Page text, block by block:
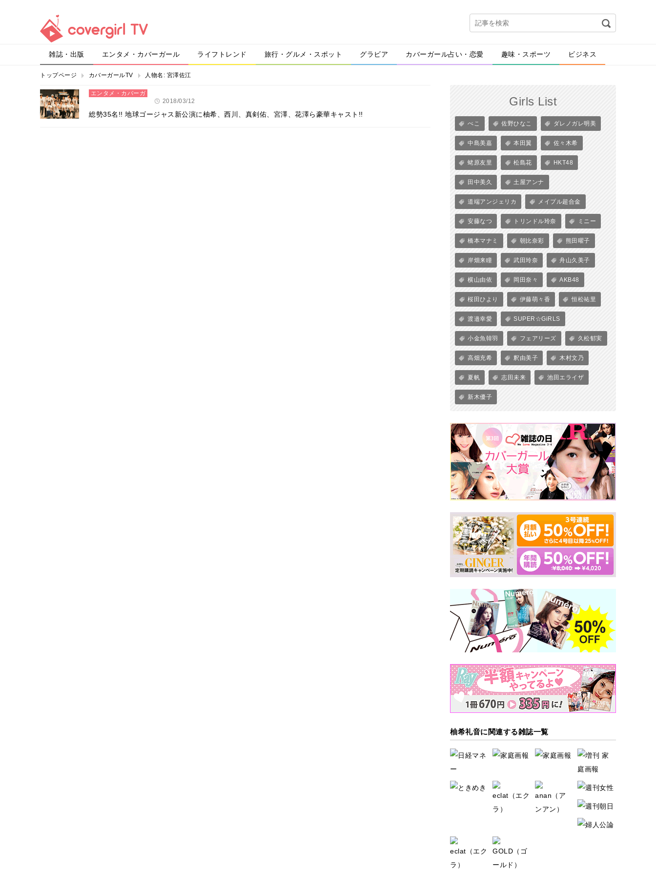
雑誌・出版 エンタメ・カバーガール ライフトレンド 旅行・グルメ・スポット グラビア カバーガール占い・恋愛 趣味・スポーツ ビジネス
トップページ カバーガールTV 人物名: 宮澤佐江
エンタメ・カバーガ
2018/03/12
総勢35名!! 地球ゴージャス新公演に柚希、西川、真剣佑、宮澤、花澤ら豪華キャスト!!
Girls List
ぺこ 佐野ひなこ ダレノガレ明美
中島美嘉 本田翼 佐々木希
蛯原友里 松島花 HKT48
田中美久 土屋アンナ
道端アンジェリカ メイプル超合金
安藤なつ トリンドル玲奈 ミニー
橋本マナミ 朝比奈彩 熊田曜子
岸畑来瞳 武田玲奈 舟山久美子
横山由依 岡田奈々 AKB48
桜田ひより 伊藤萌々香 恒松祐里
渡邉幸愛 SUPER☆GiRLS
小金魚韓羽 フェアリーズ 久松郁実
高畑充希 釈由美子 木村文乃
夏帆 志田未来 池田エライザ
新木優子
柚希礼音に関連する雑誌一覧